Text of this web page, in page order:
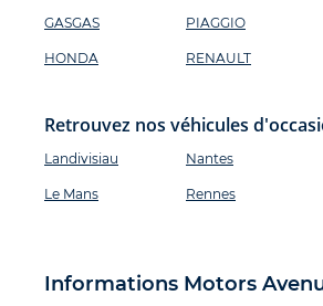
GASGAS
HONDA
PIAGGIO
RENAULT
Retrouvez nos véhicules
Landivisiau
Le Mans
Nantes
Rennes
Informations Motors